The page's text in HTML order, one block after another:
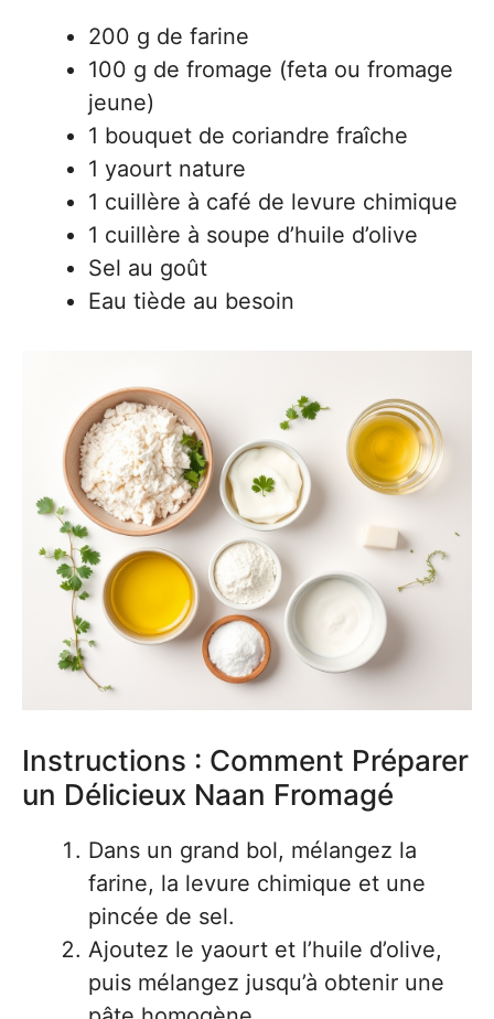
200 g de farine
100 g de fromage (feta ou fromage
jeune)
1 bouquet de coriandre fraîche
1 yaourt nature
1 cuillère à café de levure chimique
1 cuillère à soupe d’huile d’olive
Sel au goût
Eau tiède au besoin
Instructions : Comment Préparer
un Délicieux Naan Fromagé
Dans un grand bol, mélangez la
farine, la levure chimique et une
pincée de sel.
Ajoutez le yaourt et l’huile d’olive,
puis mélangez jusqu’à obtenir une